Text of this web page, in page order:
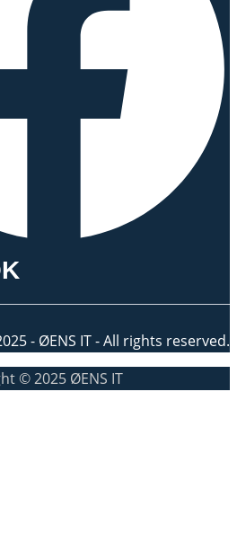
- ØENS IT - All rights reserved.
© 2025 ØENS IT